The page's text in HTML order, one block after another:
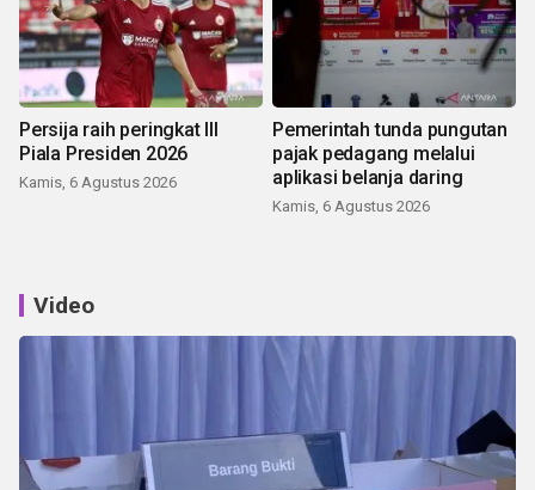
Persija raih peringkat III
Piala Presiden 2026
Kamis, 6 Agustus 2026
Pemerintah tunda pungutan
pajak pedagang melalui
aplikasi belanja daring
Kamis, 6 Agustus 2026
Video